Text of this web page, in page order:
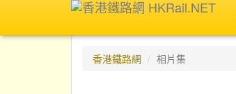
香港鐵路網 相片集